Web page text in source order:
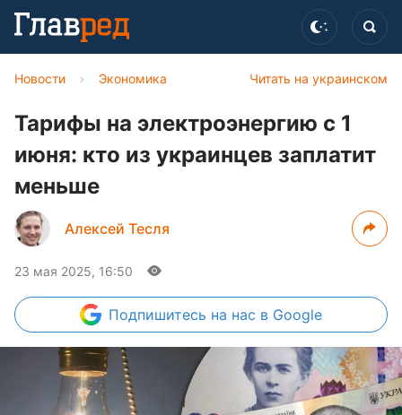
Читать на украинском
Новости › Экономика
Тарифы на электроэнергию с 1
июня: кто из украинцев заплатит
меньше
Алексей Тесля
23 мая 2025, 16:50
Подпишитесь на нас в Google